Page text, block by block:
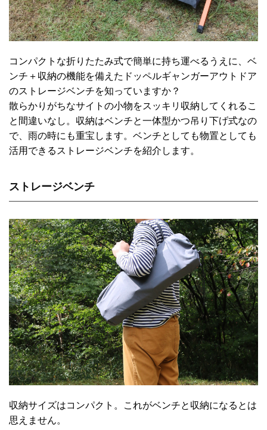
コンパクトな折りたたみ式で簡単に持ち運べるうえに、ベ
ンチ＋収納の機能を備えたドッペルギャンガーアウトドア
のストレージベンチを知っていますか？
散らかりがちなサイトの小物をスッキリ収納してくれるこ
と間違いなし。収納はベンチと一体型かつ吊り下げ式なの
で、雨の時にも重宝します。ベンチとしても物置としても
活用できるストレージベンチを紹介します。
ストレージベンチ
収納サイズはコンパクト。これがベンチと収納になるとは
思えません。